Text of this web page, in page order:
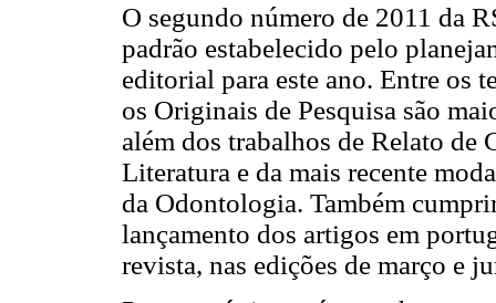
O segundo número de 2011 da
padrão estabelecido pelo
editorial para este ano. Entre os
os Originais de Pesquisa são
além dos trabalhos de Relato de
Literatura e da mais recente
da Odontologia. Também
lançamento dos artigos em
revista, nas edições de março e